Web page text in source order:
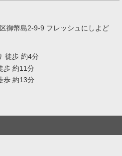
御幣島2-9-9 フレッシュにしよど
徒歩 約4分
歩 約11分
歩 約13分